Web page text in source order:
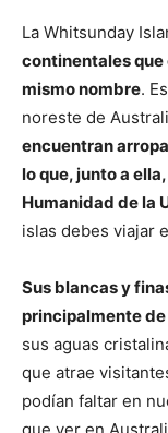
La Whitsunday
continentales que
mismo nombre.
noreste de
encuentran
lo que, junto a
Humanidad de la
islas debes viajar
Sus blancas y
principalmente
sus aguas
que atrae
podían faltar en
que ver en